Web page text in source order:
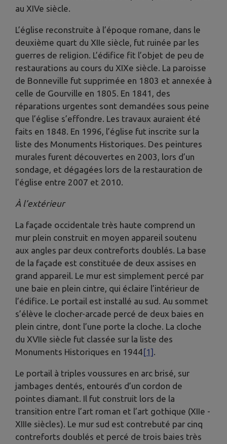
au XIVe siècle.
L’église reconstruite à l’époque romane, dans le
deuxième quart du XIIe siècle, fut ruinée par les
guerres de religion. L’édifice fit l’objet de peu de
restaurations au cours du XIXe siècle. La paroisse
de Bonneville fut supprimée en 1803 et annexée à
celle de Gourville en 1805. En 1841, des
réparations urgentes sont demandées sous peine
que l’église s’effondre. Les travaux auraient été
faits en 1848. En 1996, l’église fut inscrite sur la
liste des Monuments Historiques. Des peintures
murales furent découvertes en 2003, lors d’un
sondage, et dégagées lors de la restauration de
l’église entre 2007 et 2010.
À l’extérieur
La façade occidentale très haute comprend un
mur plein construit en moyen appareil soutenu
aux angles par deux contreforts doublés. La base
de la façade est constituée de deux assises en
grand appareil. Le mur est simplement percé par
une baie en plein cintre, qui éclaire l’intérieur de
l’édifice. Le portail est installé au sud. Au sommet
s’élève le clocher-arcade percé de deux baies en
plein cintre, dont l’une porte la cloche. La cloche
du XVIIe siècle fut classée sur la liste des
Monuments Historiques en 1944[1].
Le portail à triples voussures en arc brisé, sur
jambages dentés, entourés d’un cordon de
pointes diamant. Il fut construit lors de la
transition entre l’art roman et l’art gothique (XIIe -
XIIIe siècles). Le mur sud est contrebuté par cinq
contreforts doublés et percé de trois baies très